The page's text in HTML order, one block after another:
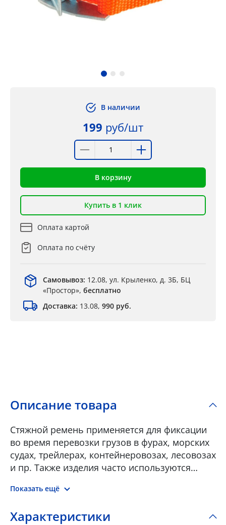
В наличии
199 руб/шт
В корзину
Купить в 1 клик
Оплата картой
Оплата по счёту
Самовывоз: 12.08, ул. Крыленко, д. 3Б, БЦ
«Простор», бесплатно
Доставка: 13.08, 990 руб.
Описание товара
Стяжной ремень применяется для фиксации
во время перевозки грузов в фурах, морских
судах, трейлерах, контейнеровозах, лесовозах
и пр. Также изделия часто используются
Ремни крепления груза состоят из прочной
для натяжения ленты. Стяжные ремни бывают
Показать ещё
Характеристики